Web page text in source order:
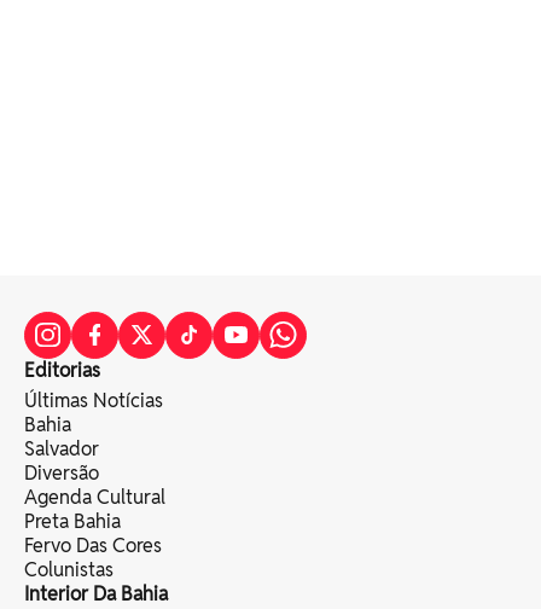
Editorias
Últimas Notícias
Bahia
Salvador
Diversão
Agenda Cultural
Preta Bahia
Fervo Das Cores
Colunistas
Interior Da Bahia